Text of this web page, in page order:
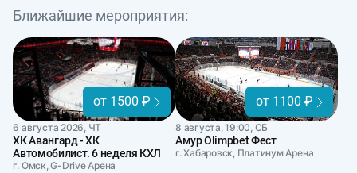
Ближайшие мероприятия:
от 1500 ₽
6 августа 2026, ЧТ
ХК Авангард - ХК
Автомобилист. 6 неделя КХЛ
г. Омск, G-Drive Арена
от 1100 ₽
8 августа, 19:00, СБ
Амур Olimpbet Фест
г. Хабаровск, Платинум Арена